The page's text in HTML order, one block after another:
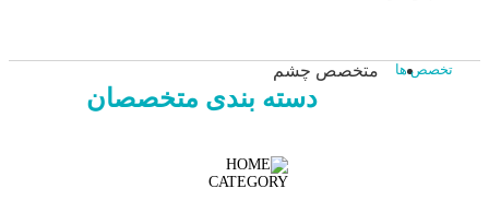
تخصص ها متخصص چشم
دسته بندی متخصصان